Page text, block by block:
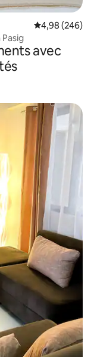
Évaluation
4,98 (246)
avec